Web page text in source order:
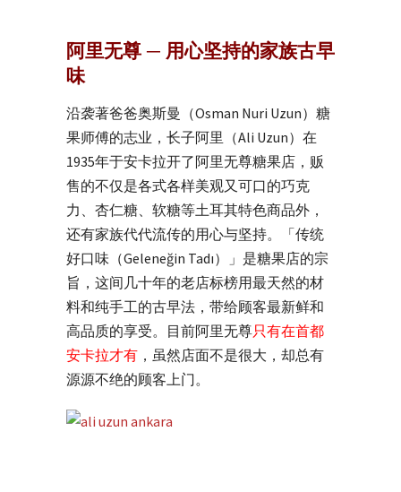
阿里无尊 ─ 用心坚持的家族古早
味
沿袭著爸爸奥斯曼（Osman Nuri Uzun）糖
果师傅的志业，长子阿里（Ali Uzun）在
1935年于安卡拉开了阿里无尊糖果店，贩
售的不仅是各式各样美观又可口的巧克
力、杏仁糖、软糖等土耳其特色商品外，
还有家族代代流传的用心与坚持。「传统
好口味（Geleneğin Tadı）」是糖果店的宗
旨，这间几十年的老店标榜用最天然的材
料和纯手工的古早法，带给顾客最新鲜和
高品质的享受。 目前阿里无尊只有在首都
安卡拉才有 ，虽然店面不是很大，却总有
源源不绝的顾客上门。